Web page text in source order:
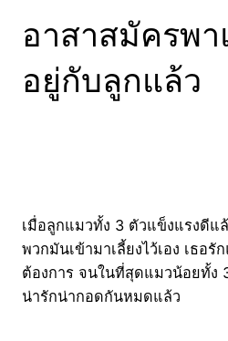
อาสาสมัครพ
อยู่กับลูกแล้ว
เมื่อลูกแมวทั้ง 3 ตัวแข็งแรงดีแ
พวกมันเข้ามาเลี้ยงไว้เอง เธอ
ต้องการ จนในที่สุดแมวน้อยทั้ง
น่ารักน่ากอดกันหมดแล้ว